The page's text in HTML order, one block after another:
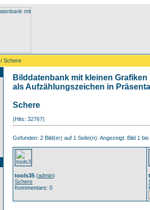
/ Schere
Bilddatenbank mit kleinen
als Aufzählungszeichen in
Schere
(Hits: 32767)
Gefunden: 2 Bild(er) auf 1 Seite(n). Angezeigt: Bild 1 bis
tools35 (admin)
Schere
Kommentare: 0